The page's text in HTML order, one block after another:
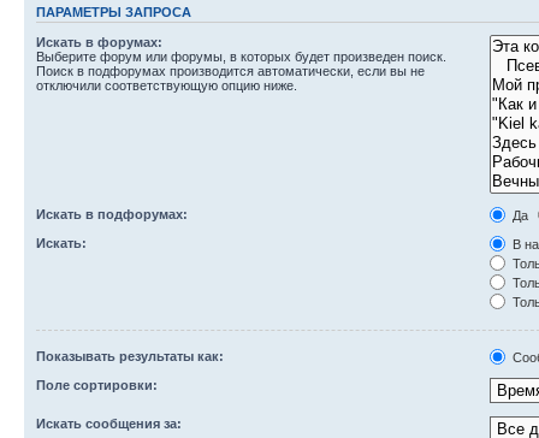
ПАРАМЕТРЫ ЗАПРОСА
Искать в форумах:
Выберите форум или форумы, в которых будет произведен поиск.
Поиск в подфорумах производится автоматически, если вы не
отключили соответствующую опцию ниже.
Искать в подфорумах:
Да
Искать:
В
Показывать результаты как:
Поле сортировки:
Искать сообщения за: